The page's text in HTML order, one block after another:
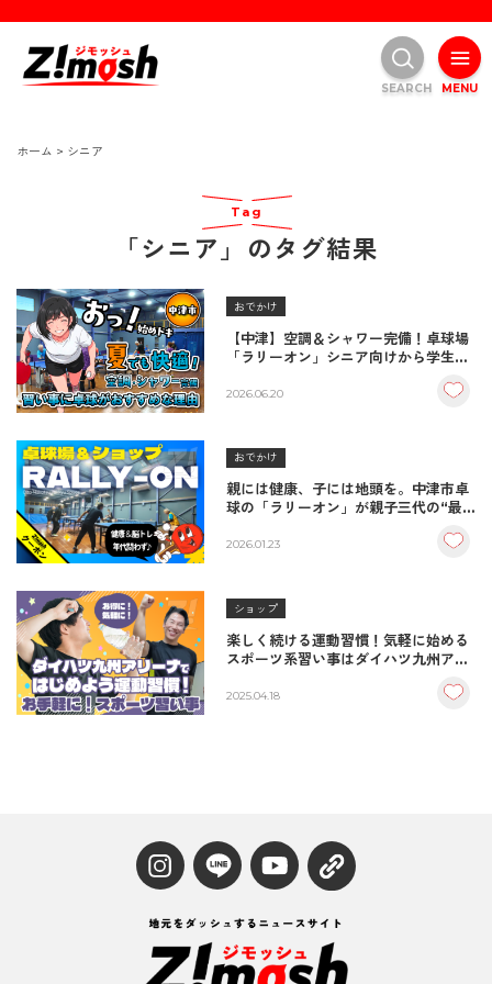
ホーム > シニア
Tag
「シニア」のタグ結果
おでかけ
【中津】空調＆シャワー完備！卓球場
「ラリーオン」シニア向けから学生、
最新
2026.06.20
おでかけ
親には健康、子には地頭を。中津市卓
球の「ラリーオン」が親子三代の“最
2026.01.23
ショップ
楽しく続ける運動習慣！気軽に始める
スポーツ系習い事はダイハツ九州アリ
津市
2025.04.18
MENU
SEARCH